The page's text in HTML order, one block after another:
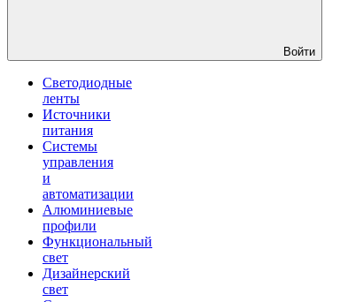
Войти
Светодиодные
ленты
Источники
питания
Системы
управления
и
автоматизации
Алюминиевые
профили
Функциональный
свет
Дизайнерский
свет